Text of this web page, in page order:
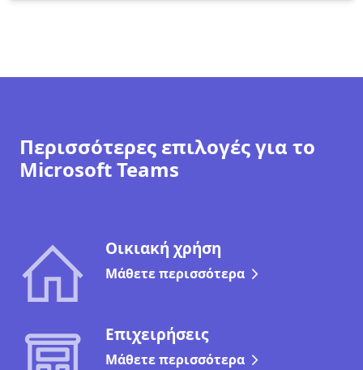
Περισσότερες επιλογές για το
Microsoft Teams
Οικιακή χρήση
Μάθετε περισσότερα
Επιχειρήσεις
Μάθετε περισσότερα